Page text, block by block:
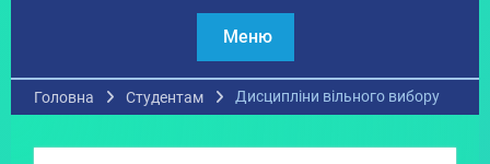
Меню
Головна Студентам Дисципліни вільного вибору